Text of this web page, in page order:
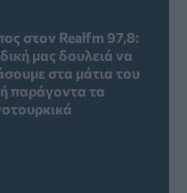
στον Realfm 97,8:
δική μας δουλειά να
στα μάτια του
παράγοντα τα